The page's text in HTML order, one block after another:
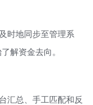
时地同步至管理系
解资金去向。
汇总、手工匹配和反